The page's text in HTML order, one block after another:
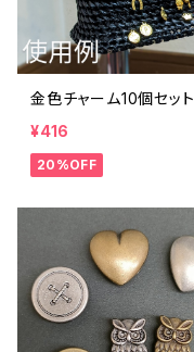
金色チャーム10個セット
¥416
20%OFF